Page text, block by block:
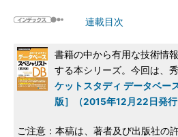
連載目次
書籍の中から有用な技術情
する本シリーズ。今回は、
ケットスタディ データベー
版］（2015年12月22日発行
ご注意：本稿は、著者及び出版社の